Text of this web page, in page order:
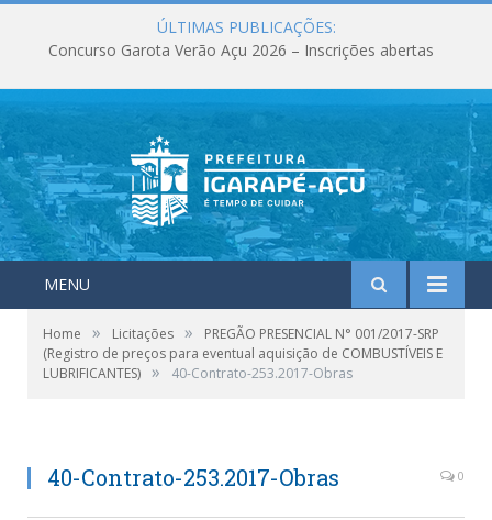
ÚLTIMAS PUBLICAÇÕES:
Concurso Garota Verão Açu 2026 – Inscrições abertas
MENU
Home » Licitações »
PREGÃO PRESENCIAL N° 001/2017-SRP
(Registro de preços para eventual aquisição de COMBUSTÍVEIS E
LUBRIFICANTES) » 40-Contrato-253.2017-Obras
40-Contrato-253.2017-Obras 0